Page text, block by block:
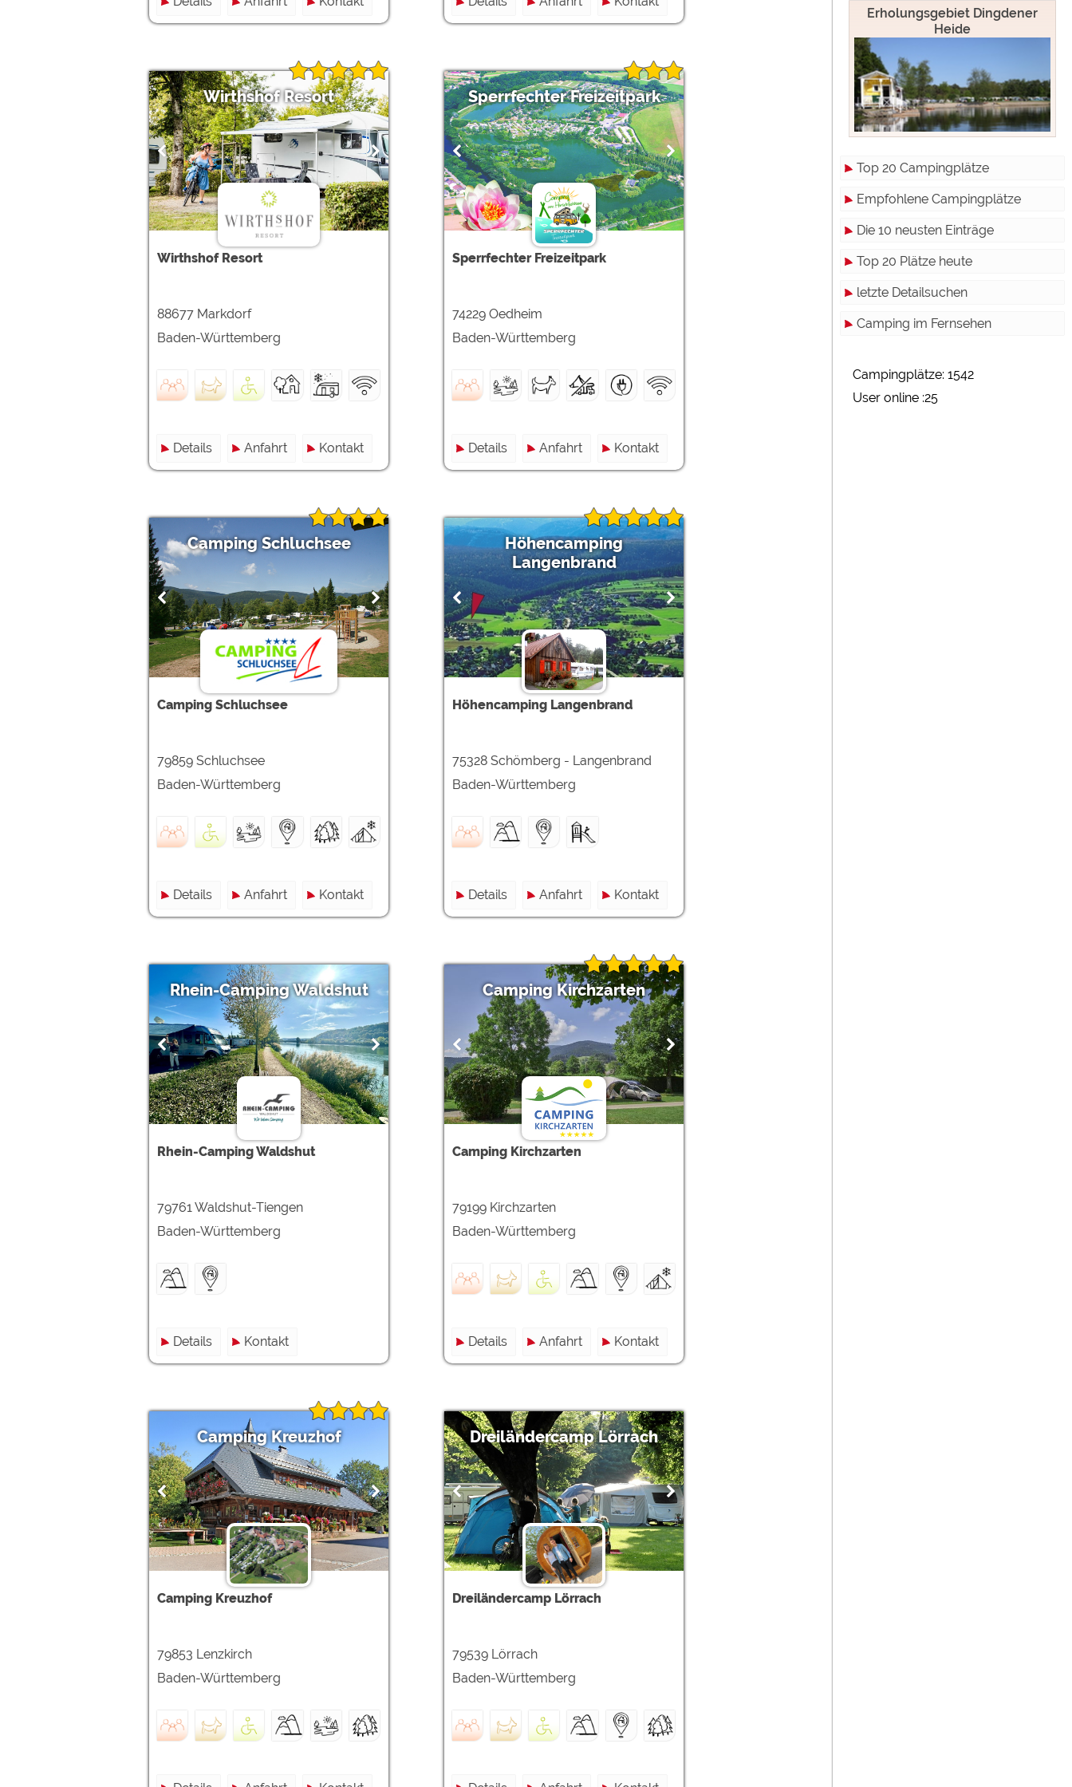
Wirthshof Resort
Wirthshof Resort
88677 Markdorf
Baden-Württemberg
Details Anfahrt Kontakt
Sperrfechter Freizeitpark
Sperrfechter Freizeitpark
74229 Oedheim
Baden-Württemberg
Details Anfahrt Kontakt
Camping Schluchsee
Camping Schluchsee
79859 Schluchsee
Baden-Württemberg
Details Anfahrt Kontakt
Höhencamping
Langenbrand
Höhencamping Langenbrand
75328 Schömberg - Langenbrand
Baden-Württemberg
Details Anfahrt Kontakt
Rhein-Camping Waldshut
Rhein-Camping Waldshut
79761 Waldshut-Tiengen
Baden-Württemberg
Details Kontakt
Camping Kirchzarten
Camping Kirchzarten
79199 Kirchzarten
Baden-Württemberg
Details Anfahrt Kontakt
Camping Kreuzhof
Camping Kreuzhof
79853 Lenzkirch
Baden-Württemberg
Dreiländercamp Lörrach
Dreiländercamp Lörrach
79539 Lörrach
Baden-Württemberg
Erholungsgebiet Dingdener
Heide
Top 20 Campingplätze
Empfohlene Campingplätze
Die 10 neusten Einträge
Top 20 Plätze heute
letzte Detailsuchen
Camping im Fernsehen
Campingplätze: 1542
User online :25